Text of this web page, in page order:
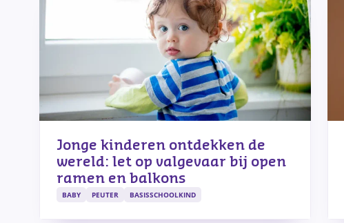
Jonge kinderen ontdekken de
wereld: let op valgevaar bij open
ramen en balkons
BABY PEUTER BASISSCHOOLKIND